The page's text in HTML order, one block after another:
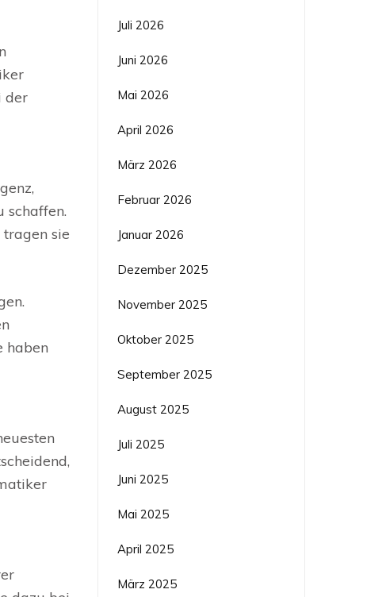
der
schaffen.
sie
haben
Juli 2026
Juni 2026
Mai 2026
April 2026
März 2026
Februar 2026
Januar 2026
Dezember 2025
November 2025
Oktober 2025
September 2025
August 2025
Juli 2025
Juni 2025
Mai 2025
April 2025
März 2025